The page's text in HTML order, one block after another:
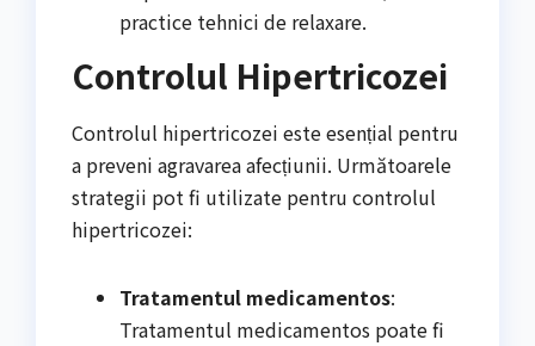
practice tehnici de relaxare.
Controlul Hipertricozei
Controlul hipertricozei este esențial pentru
a preveni agravarea afecțiunii. Următoarele
strategii pot fi utilizate pentru controlul
hipertricozei:
Tratamentul medicamentos:
Tratamentul medicamentos poate fi